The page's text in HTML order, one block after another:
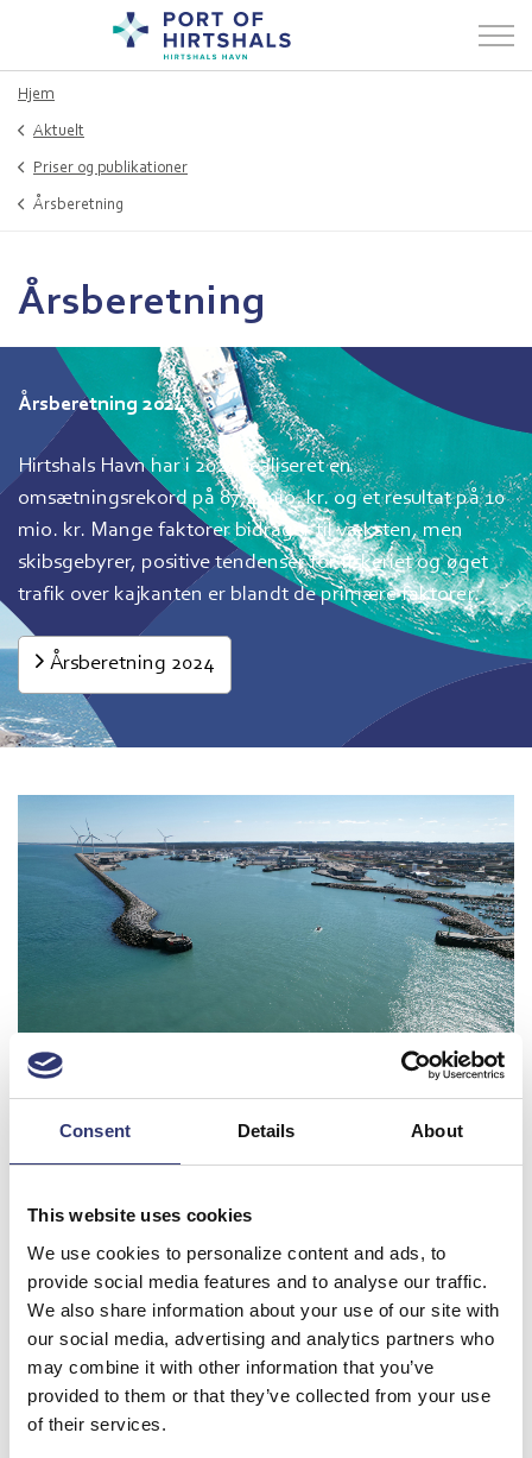
Consent Details About
This website uses cookies
We use cookies to personalize content and ads, to
provide social media features and to analyse our traffic.
We also share information about your use of our site with
our social media, advertising and analytics partners who
may combine it with other information that you’ve
provided to them or that they’ve collected from your use
of their services.
Hjem
Aktuelt
Priser og publikationer
Årsberetning
Årsberetning
Årsberetning 2024
Hirtshals Havn har i 2024 realiseret en
omsætningsrekord på 87,4 mio. kr. og et resultat på 10
mio. kr. Mange faktorer bidrager til væksten, men
skibsgebyrer, positive tendenser for fiskeriet og øget
trafik over kajkanten er blandt de primære faktorer.
Årsberetning 2024
Se tidligere årsberetninger
i kort form gengiver de væsentligste informationer og
regnskabstal fra havnens årsregnskab.
Du kan se årsberetninger for de tre foregående år
herunder.